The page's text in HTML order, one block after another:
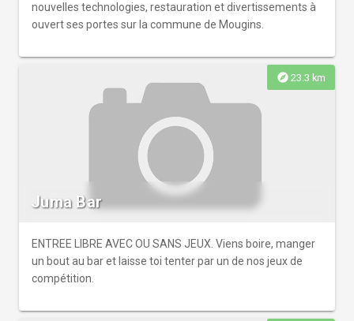
nouvelles technologies, restauration et divertissements à
ouvert ses portes sur la commune de Mougins.
explore 23.3 km
Juma Bar
ENTREE LIBRE AVEC OU SANS JEUX. Viens boire, manger
un bout au bar et laisse toi tenter par un de nos jeux de
compétition.